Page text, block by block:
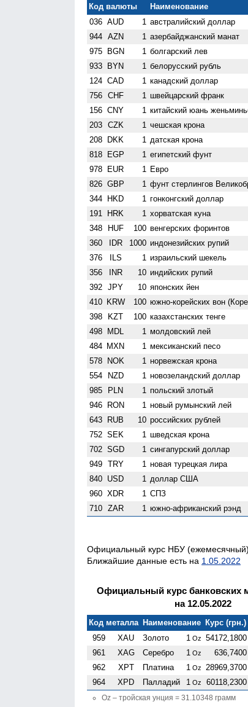
Код валюты Наименование
036 AUD 1 австралийский доллар
944 AZN 1 азербайджанский манат
975 BGN 1 болгарский лев
933 BYN 1 белорусский рубль
124 CAD 1 канадский доллар
756 CHF 1 швейцарский франк
156 CNY 1 китайский юань
203 CZK 1 чешская крона
208 DKK 1 датская крона
818 EGP 1 египетский фунт
978 EUR 1 Евро
826 GBP 1 фунт стерлингов
344 HKD 1 гонконгский доллар
191 HRK 1 хорватская куна
348 HUF 100 венгерских форинтов
360 IDR 1000 индонезийских рупий
376 ILS 1 израильский шекель
356 INR 10 индийских рупий
392 JPY 10 японских йен
410 KRW 100 южно-корейских вон
398 KZT 100 казахстанских тенге
498 MDL 1 молдовский лей
484 MXN 1 мексиканский песо
578 NOK 1 норвежская крона
554 NZD 1 ново­зеландский доллар
985 PLN 1 польский злотый
946 RON 1 новый румынский лей
643 RUB 10 российских рублей
752 SEK 1 шведская крона
702 SGD 1 сингапурский доллар
949 TRY 1 новая турецкая лира
840 USD 1 доллар США
960 XDR 1 СПЗ
710 ZAR 1 южно-африканский рэнд
Официальный курс НБУ (ежемесячный)
Ближайшие данные есть на 1.05.2022
Официальный курс банковских
на 12.05.2022
Код металла Наименование Курс (грн.)
959
XAU Золото 1 Oz 54172,1800
961 XAG Серебро 1 Oz 636,7400
962 XPT Платина 1 Oz 28969,3700
964 XPD Палладий 1 Oz 60118,2300
Oz – тройская унция = 31.10348 грамм